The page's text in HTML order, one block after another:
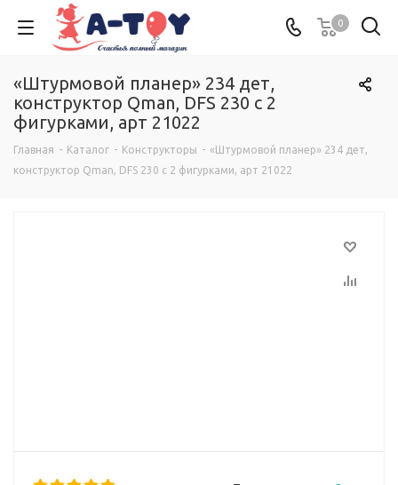
0
«Штурмовой планер» 234 дет,
конструктор Qman, DFS 230 с 2
фигурками, арт 21022
Главная - Каталог - Конструкторы - «Штурмовой планер» 234 дет,
конструктор Qman, DFS 230 с 2 фигурками, арт 21022